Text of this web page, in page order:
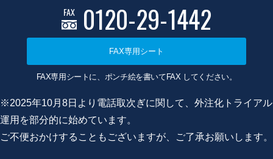
FAX 0120-29-1442
FAX専用シート
FAX専用シートに、ポンチ絵を書いてFAX してください。
※2025年10月8日より電話取次ぎに関して、外注化トライアル
運用を部分的に始めています。
ご不便おかけすることもございますが、ご了承お願いします。